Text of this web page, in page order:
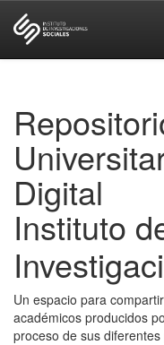
Digital
Instituto
Un espacio para
académicos producidos
proceso de sus